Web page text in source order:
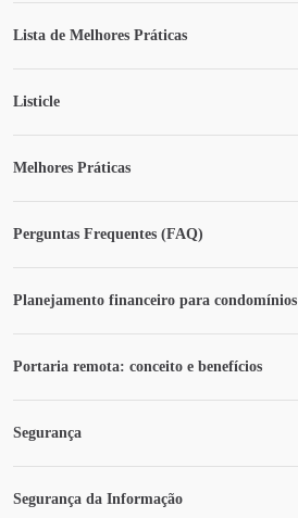
Lista de Melhores Práticas
Listicle
Melhores Práticas
Perguntas Frequentes (FAQ)
Planejamento financeiro para condomínios
Portaria remota: conceito e benefícios
Segurança
Segurança da Informação